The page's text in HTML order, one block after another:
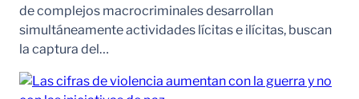
de complejos macrocriminales desarrollan
simultáneamente actividades lícitas e ilícitas, buscan
la captura del…